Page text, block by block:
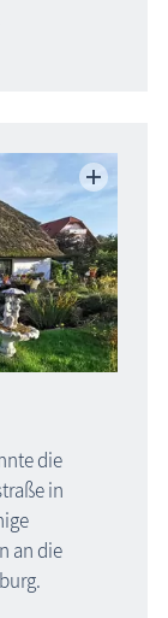
die
in
an die